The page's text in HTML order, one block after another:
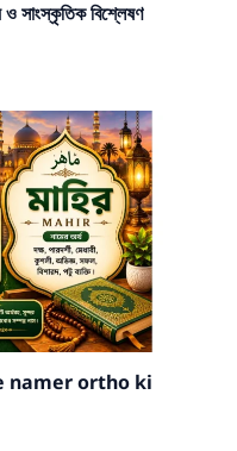
ও সাংস্কৃতিক বিশ্লেষণ
namer ortho ki